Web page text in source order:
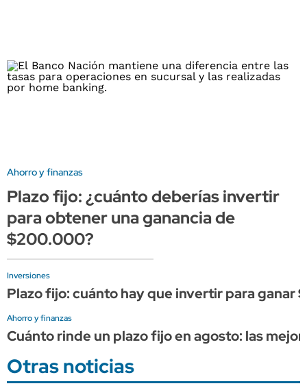
Ahorro y finanzas
Plazo fijo: ¿cuánto deberías invertir
para obtener una ganancia de
$200.000?
Inversiones
Plazo fijo: cuánto hay que invertir para ganar
Ahorro y finanzas
Cuánto rinde un plazo fijo en agosto: las
Otras noticias